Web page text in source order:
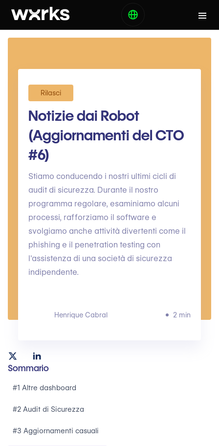
Rilasci
Notizie dai Robot
(Aggiornamenti del CTO
#6)
Stiamo conducendo i nostri ultimi cicli di
audit di sicurezza. Durante il nostro
programma regolare, esaminiamo alcuni
processi, rafforziamo il software e
svolgiamo anche attività divertenti come il
phishing e il penetration testing con
l'assistenza di una società di sicurezza
indipendente.
Henrique Cabral 2 min
Sommario
#1 Altre dashboard
#2 Audit di Sicurezza
#3 Aggiornamenti casuali